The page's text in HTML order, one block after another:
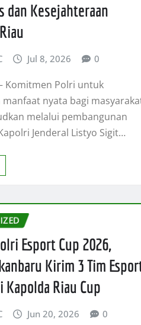
dan Kesejahteraan
Jul 8, 2026 0
Komitmen Polri untuk
nyata bagi
melalui pembangunan
Jenderal Listyo Sigit…
Esport Cup 2026,
Kirim 3 Tim
Riau Cup
Jun 20, 2026 0